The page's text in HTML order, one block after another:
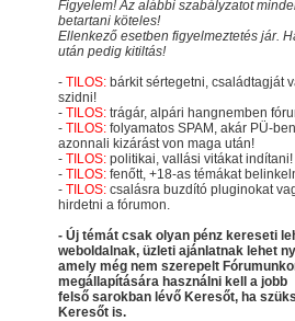
Figyelem! Az alábbi szabályzatot
betartani köteles!
Ellenkező esetben figyelmeztetés jár.
után pedig kitiltás!
- TILOS: bárkit sértegetni, családtagját
szidni!
- TILOS: trágár, alpári hangnemben
- TILOS: folyamatos SPAM, akár PÜ-
azonnali kizárást von maga után!
- TILOS: politikai, vallási vitákat indítani!
- TILOS: fenőtt, +18-as témákat
- TILOS: csalásra buzdító pluginokat
hirdetni a fórumon.
- Új témát csak olyan pénz kereseti
weboldalnak, üzleti ajánlatnak lehet
amely még nem szerepelt
megállapítására használni kell a jobb
felső sarokban lévő Keresőt, ha
Keresőt is.